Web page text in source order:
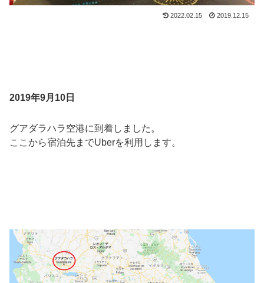
2022.02.15 2019.12.15
2019年9月10日
グアダラハラ空港に到着しました。
ここから宿泊先までUberを利用します。